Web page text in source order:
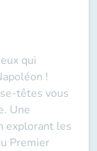
qui
!
têtes vous
Une
explorant les
Premier